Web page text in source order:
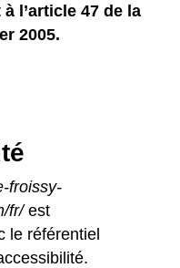
l’article 47 de la
2005.
froissy-
fr/est
le référentiel